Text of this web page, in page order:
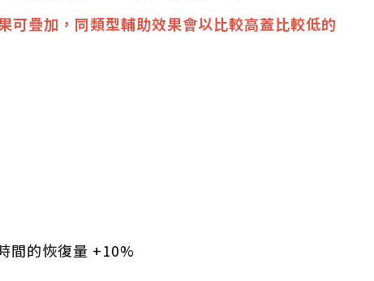
疊加，同類型輔助效果會以比較高蓋比較低的
間的恢復量 +10%